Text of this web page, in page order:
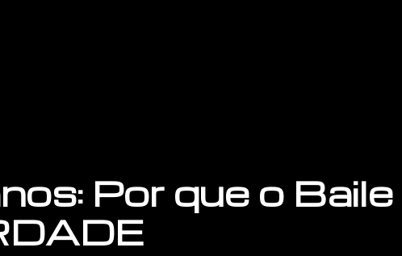
Por que o Baile